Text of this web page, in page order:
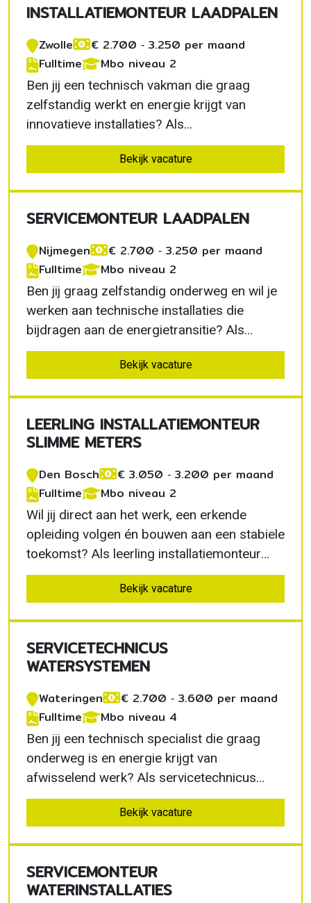
en…
INSTALLATIEMONTEUR LAADPALEN
Zwolle
€ 2.700 ‐ 3.250 per maand
Fulltime
Mbo niveau 2
Ben jij een technisch vakman die graag
zelfstandig werkt en energie krijgt van
innovatieve installaties? Als
installatiemonteur laadpalen in Zwolle
realiseer je moderne laadvoorzieningen voor
verantwoordelijkheid en ontwikkelt…
Bekijk vacature
SERVICEMONTEUR LAADPALEN
Nijmegen
€ 2.700 ‐ 3.250 per maand
Fulltime
Mbo niveau 2
Ben jij graag zelfstandig onderweg en wil je
werken aan technische installaties die
bijdragen aan de energietransitie? Als
servicemonteur laadpalen in Nijmegen
installeer je moderne laadoplossingen bij
professioneel materieel…
Bekijk vacature
LEERLING INSTALLATIEMONTEUR
SLIMME METERS
Den Bosch
€ 3.050 ‐ 3.200 per maand
Fulltime
Mbo niveau 2
Wil jij direct aan het werk, een erkende
opleiding volgen én bouwen aan een stabiele
toekomst? Als leerling installatiemonteur
slimme meters in Den Bosch ontwikkel je
jezelf tot zelfstandig monteur. Je leert het
verduurzaming…
Bekijk vacature
SERVICETECHNICUS
WATERSYSTEMEN
Wateringen
€ 2.700 ‐ 3.600 per maand
Fulltime
Mbo niveau 4
Ben jij een technisch specialist die graag
onderweg is en energie krijgt van
afwisselend werk? Als servicetechnicus
watersystemen in Wateringen onderhoud en
optimaliseer je watertechnische installaties
bouwt verder aan…
Bekijk vacature
SERVICEMONTEUR
WATERINSTALLATIES